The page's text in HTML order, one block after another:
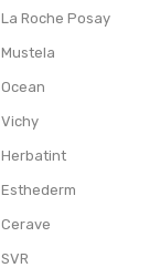
La Roche Posay
Mustela
Ocean
Vichy
Herbatint
Esthederm
Cerave
SVR